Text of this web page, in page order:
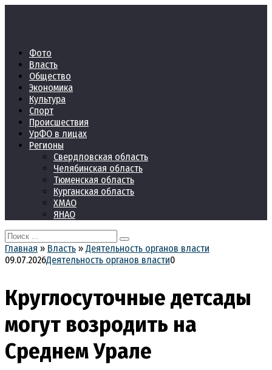
Фото
Власть
Общество
Экономика
Культура
Спорт
Происшествия
УрФО в лицах
Регионы
Свердловская область
Челябинская область
Тюменская область
Курганская область
ХМАО
ЯНАО
Search
for:
Главная » Власть » Деятельность органов власти
09.07.2026Деятельность органов власти0
Круглосуточные детсады
могут возродить на
Среднем Урале